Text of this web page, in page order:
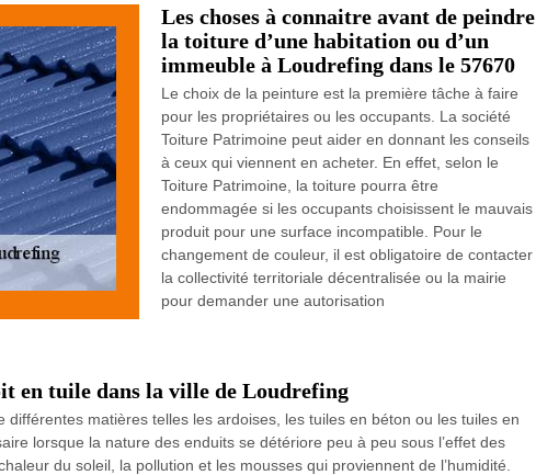
Les choses à connaitre avant de peindre
la toiture d’une habitation ou d’un
immeuble à Loudrefing dans le 57670
Le choix de la peinture est la première tâche à faire
pour les propriétaires ou les occupants. La société
Toiture Patrimoine peut aider en donnant les conseils
à ceux qui viennent en acheter. En effet, selon le
Toiture Patrimoine, la toiture pourra être
endommagée si les occupants choisissent le mauvais
produit pour une surface incompatible. Pour le
changement de couleur, il est obligatoire de contacter
la collectivité territoriale décentralisée ou la mairie
pour demander une autorisation
en tuile dans la ville de Loudrefing
différentes matières telles les ardoises, les tuiles en béton ou les tuiles en
lorsque la nature des enduits se détériore peu à peu sous l’effet des
du soleil, la pollution et les mousses qui proviennent de l’humidité.